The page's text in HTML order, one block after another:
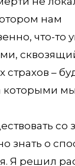
нам
что-то
страхов –
которыми
со
знать о
Я решил